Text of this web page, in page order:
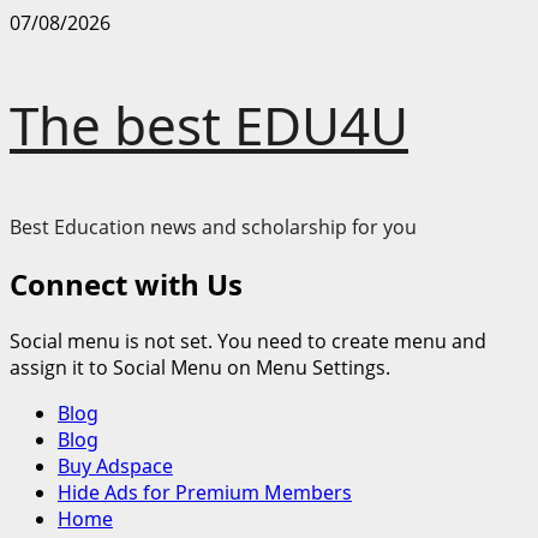
Skip
07/08/2026
The best EDU4U
Best Education news and scholarship for you
Connect with Us
Social menu is not set. You need to create menu and
assign it to Social Menu on Menu Settings.
Primary
Menu
Blog
Blog
Buy Adspace
Hide Ads for Premium Members
Home